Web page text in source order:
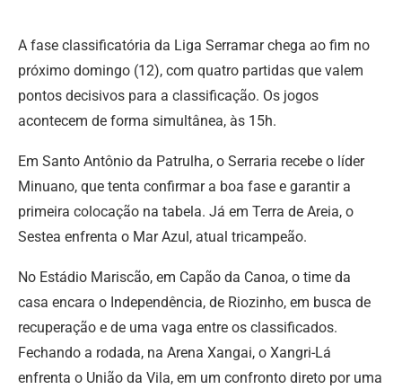
A fase classificatória da Liga Serramar chega ao fim no
próximo domingo (12), com quatro partidas que valem
pontos decisivos para a classificação. Os jogos
acontecem de forma simultânea, às 15h.
Em Santo Antônio da Patrulha, o Serraria recebe o líder
Minuano, que tenta confirmar a boa fase e garantir a
primeira colocação na tabela. Já em Terra de Areia, o
Sestea enfrenta o Mar Azul, atual tricampeão.
No Estádio Mariscão, em Capão da Canoa, o time da
casa encara o Independência, de Riozinho, em busca de
recuperação e de uma vaga entre os classificados.
Fechando a rodada, na Arena Xangai, o Xangri-Lá
enfrenta o União da Vila, em um confronto direto por uma